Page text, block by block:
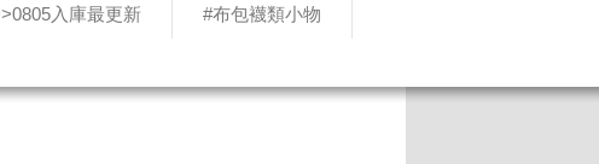
入庫最更新 #布包襪類小物